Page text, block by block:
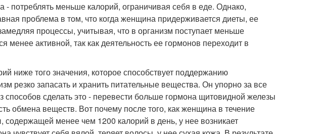
- потреблять меньше калорий, ограничивая себя в еде. Однако,
проблема в том, что когда женщина придерживается диеты, ее
процессы, учитывая, что в организм поступает меньше
менее активной, так как деятельность ее гормонов переходит в
ниже того значения, которое способствует поддержанию
резко запасать и хранить питательные вещества. Он упорно за все
сделать это - перевести больше гормона щитовидной железы
обмена веществ. Вот почему после того, как женщина в течение
содержащей менее чем 1200 калорий в день, у нее возникает